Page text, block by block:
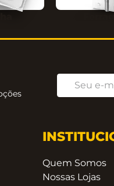
Quem Somos
Nossas Lojas